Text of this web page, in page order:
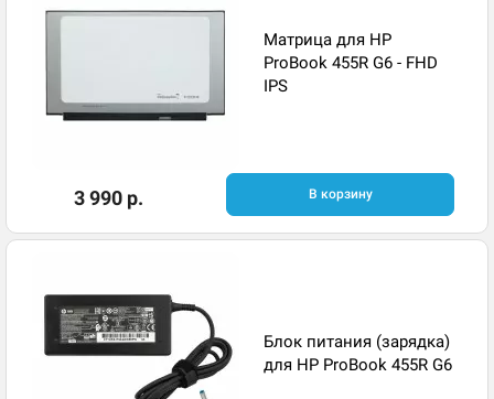
Матрица для HP
ProBook 455R G6 - FHD
IPS
3 990 р. В корзину
Блок питания (зарядка)
для HP ProBook 455R G6